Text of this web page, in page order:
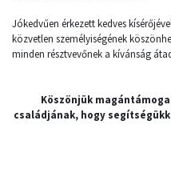
Jókedvűen érkezett kedves
közvetlen személyiségének
minden résztvevőnek a kívánság
Köszönjük
családjának, hogy